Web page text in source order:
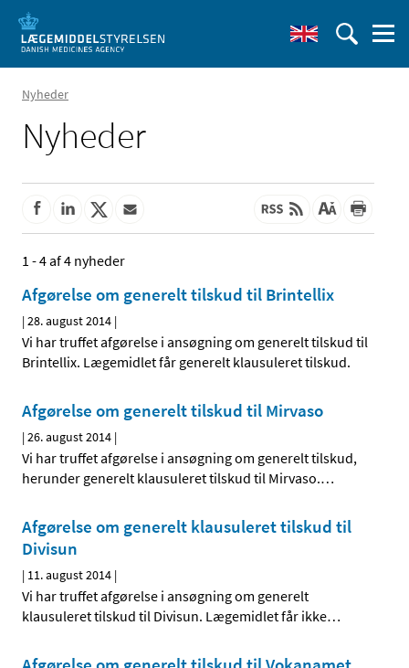
Nyheder
Nyheder
1 - 4 af 4 nyheder
Afgørelse om generelt tilskud til Brintellix
|28. august 2014 |
Vi har truffet afgørelse i ansøgning om generelt tilskud til
Brintellix. Lægemidlet får generelt klausuleret tilskud.
Afgørelse om generelt tilskud til Mirvaso
|26. august 2014 |
Vi har truffet afgørelse i ansøgning om generelt tilskud,
herunder generelt klausuleret tilskud til Mirvaso.…
Afgørelse om generelt klausuleret tilskud til
Divisun
| 11. august 2014 |
Vi har truffet afgørelse i ansøgning om generelt
klausuleret tilskud til Divisun. Lægemidlet får ikke…